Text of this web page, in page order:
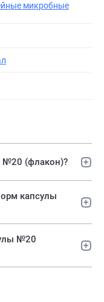
микробные
№20 (флакон)?
капсулы
№20